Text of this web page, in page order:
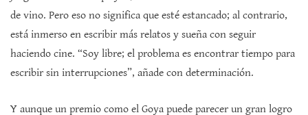
de vino. Pero eso no significa que esté estancado; al contrario,
está inmerso en escribir más relatos y sueña con seguir
haciendo cine. “Soy libre; el problema es encontrar tiempo para
escribir sin interrupciones”, añade con determinación.
Y aunque un premio como el Goya puede parecer un gran logro